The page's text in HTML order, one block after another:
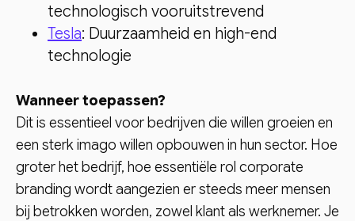
technologisch vooruitstrevend
Tesla: Duurzaamheid en high-end
technologie
Wanneer toepassen?
Dit is essentieel voor bedrijven die willen groeien en
een sterk imago willen opbouwen in hun sector. Hoe
groter het bedrijf, hoe essentiële rol corporate
branding wordt aangezien er steeds meer mensen
bij betrokken worden, zowel klant als werknemer. Je